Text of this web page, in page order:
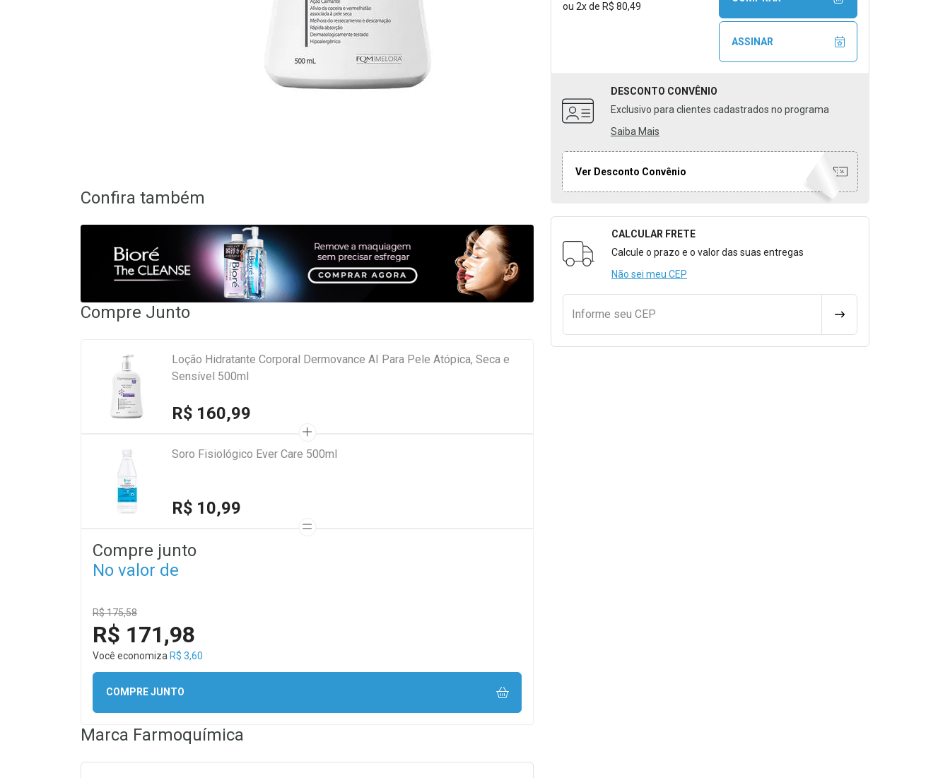
ou 2xde R$ 80,49
ASSINAR
DESCONTO CONVÊNIO
Exclusivo para clientes cadastrados no programa
Saiba Mais
Ver Desconto Convênio
Formulário para Calcular o Frete
CALCULAR FRETE
Calcule o prazo e o valor das suas entregas
Não sei meu CEP
Informe seu CEP CALCULAR FRETE
Confira também
Compre Junto
Loção Hidratante Corporal Dermovance AI Para Pele Atópica, Seca e
Sensível 500ml
R$ 160,99
Soro Fisiológico Ever Care 500ml
R$ 10,99
Compre junto
No valor de
R$ 175,58
R$ 171,98
Você economiza R$ 3,60
COMPRE JUNTO
Marca Farmoquímica